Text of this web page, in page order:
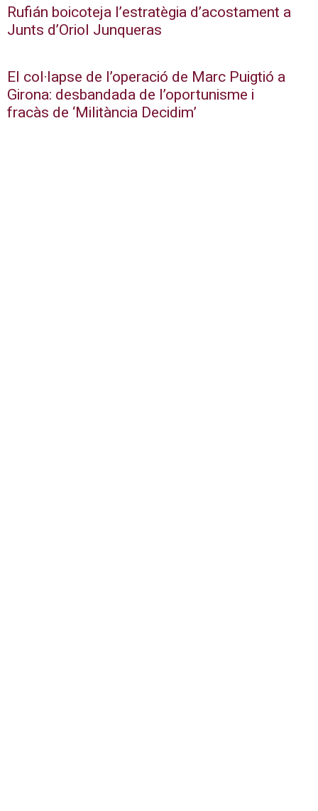
Rufián boicoteja l’estratègia d’acostament a
Junts d’Oriol Junqueras
El col·lapse de l’operació de Marc Puigtió a
Girona: desbandada de l’oportunisme i
fracàs de ‘Militància Decidim’